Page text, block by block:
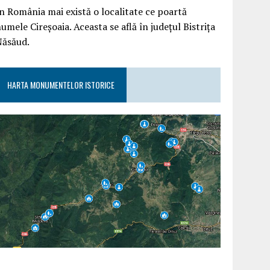
România mai există o localitate ce poartă
Cireșoaia. Aceasta se află în județul Bistrița
HARTA MONUMENTELOR ISTORICE